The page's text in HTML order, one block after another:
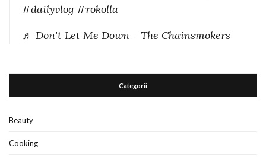
#dailyvlog #rokolla
♬ Don't Let Me Down - The Chainsmokers
Categorii
Beauty
Cooking